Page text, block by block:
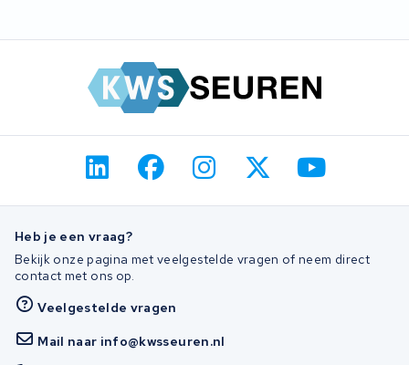
Heb je een vraag?
Bekijk onze pagina met veelgestelde vragen of neem direct
contact met ons op.
Veelgestelde vragen
Mail naar info@kwsseuren.nl